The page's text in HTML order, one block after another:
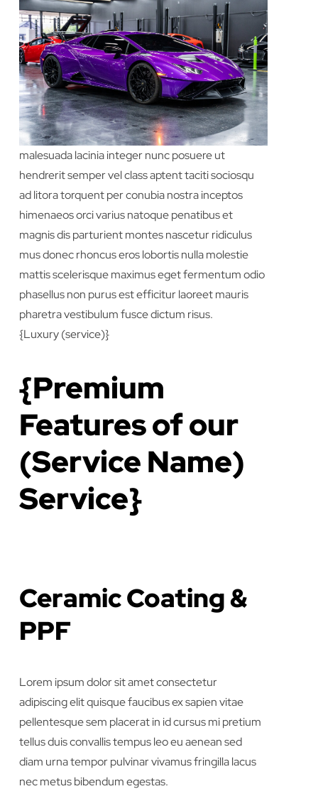
Lorem ipsum dolor sit amet consectetur
adipiscing elit quisque faucibus ex sapien vitae
pellentesque sem placerat in id cursus mi pretium
tellus duis convallis tempus leo eu aenean sed
diam urna tempor pulvinar vivamus fringilla lacus
nec metus bibendum egestas iaculis massa nisl
malesuada lacinia integer nunc posuere ut
hendrerit semper vel class aptent taciti sociosqu
ad litora torquent per conubia nostra inceptos
himenaeos orci varius natoque penatibus et
magnis dis parturient montes nascetur ridiculus
mus donec rhoncus eros lobortis nulla molestie
mattis scelerisque maximus eget fermentum odio
phasellus non purus est efficitur laoreet mauris
pharetra vestibulum fusce dictum risus.
{Luxury (service)}
{Premium
Features of our
(Service Name)
Service}
Ceramic Coating &
PPF
Lorem ipsum dolor sit amet consectetur
adipiscing elit quisque faucibus ex sapien vitae
pellentesque sem placerat in id cursus mi pretium
tellus duis convallis tempus leo eu aenean sed
diam urna tempor pulvinar vivamus fringilla lacus
nec metus bibendum egestas.